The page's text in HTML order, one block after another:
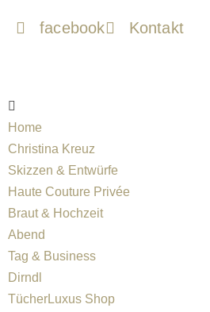
facebook Kontakt
Home
Christina Kreuz
Skizzen & Entwürfe
Haute Couture Privée
Braut & Hochzeit
Abend
Tag & Business
Dirndl
TücherLuxus Shop